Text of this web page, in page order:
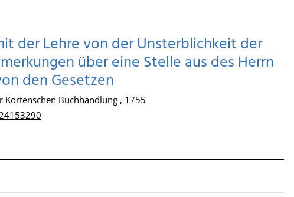
der Lehre von der Unsterblichkeit der
über eine Stelle aus des Herrn
den Gesetzen
Kortenschen Buchhandlung , 1755